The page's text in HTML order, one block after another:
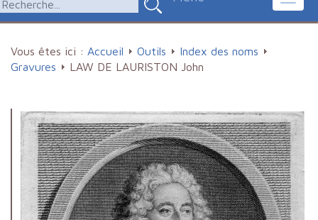
Vous êtes ici : Accueil Outils
Index des noms
Gravures
LAW DE LAURISTON John